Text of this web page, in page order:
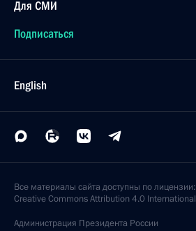
Для СМИ
Подписаться
English
Все материалы сайта доступны по лицензии:
Creative Commons Attribution 4.0 International
Администрация Президента России